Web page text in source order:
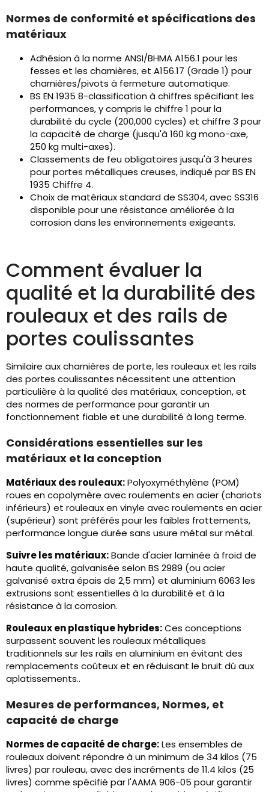
Normes de conformité et spécifications des
matériaux
Adhésion à la norme ANSI/BHMA A156.1 pour les
fesses et les charnières, et A156.17 (Grade 1) pour
charnières/pivots à fermeture automatique.
BS EN 1935 8-classification à chiffres spécifiant les
performances, y compris le chiffre 1 pour la
durabilité du cycle (200,000 cycles) et chiffre 3 pour
la capacité de charge (jusqu'à 160 kg mono-axe,
250 kg multi-axes).
Classements de feu obligatoires jusqu'à 3 heures
pour portes métalliques creuses, indiqué par BS EN
1935 Chiffre 4.
Choix de matériaux standard de SS304, avec SS316
disponible pour une résistance améliorée à la
corrosion dans les environnements exigeants.
Comment évaluer la
qualité et la durabilité des
rouleaux et des rails de
portes coulissantes
Similaire aux charnières de porte, les rouleaux et les rails
des portes coulissantes nécessitent une attention
particulière à la qualité des matériaux, conception, et
des normes de performance pour garantir un
fonctionnement fiable et une durabilité à long terme.
Considérations essentielles sur les
matériaux et la conception
Matériaux des rouleaux:Polyoxyméthylène (POM)
roues en copolymère avec roulements en acier (chariots
inférieurs) et rouleaux en vinyle avec roulements en acier
(supérieur) sont préférés pour les faibles frottements,
performance longue durée sans usure métal sur métal.
Suivre les matériaux:Bande d'acier laminée à froid de
haute qualité, galvanisée selon BS 2989 (ou acier
galvanisé extra épais de 2,5 mm) et aluminium 6063 les
extrusions sont essentielles à la durabilité et à la
résistance à la corrosion.
Rouleaux en plastique hybrides:Ces conceptions
surpassent souvent les rouleaux métalliques
traditionnels sur les rails en aluminium en évitant des
remplacements coûteux et en réduisant le bruit dû aux
aplatissements..
Mesures de performances, Normes, et
capacité de charge
Normes de capacité de charge:Les ensembles de
rouleaux doivent répondre à un minimum de 34 kilos (75
livres) par rouleau, avec des incréments de 11.4 kilos (25
livres) comme spécifié par l'AAMA 906-05 pour garantir